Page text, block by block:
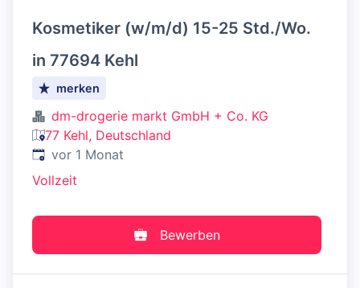
Kosmetiker (w/m/d) 15-25 Std./Wo.
in 77694 Kehl
merken
dm-drogerie markt GmbH + Co. KG
77 Kehl, Deutschland
Veröffentlicht:
vor 1 Monat
Vollzeit
Bewerben